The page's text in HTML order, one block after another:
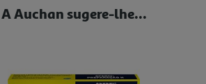
A Auchan sugere-lhe...